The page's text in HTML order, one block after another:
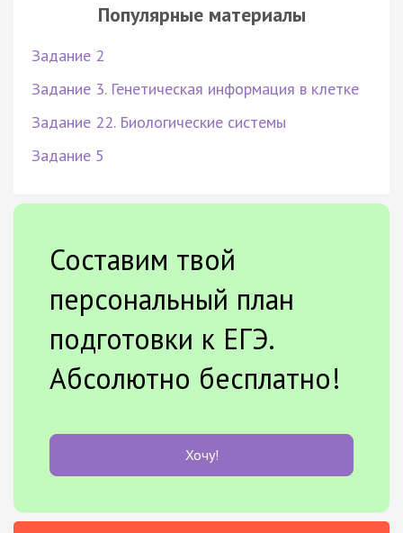
Популярные материалы
Задание 2
Задание 3. Генетическая информация в клетке
Задание 22. Биологические системы
Задание 5
Составим твой
персональный план
подготовки к ЕГЭ.
Абсолютно бесплатно!
Хочу!